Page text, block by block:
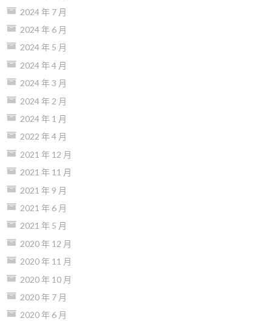
2024 年 7 月
2024 年 6 月
2024 年 5 月
2024 年 4 月
2024 年 3 月
2024 年 2 月
2024 年 1 月
2022 年 4 月
2021 年 12 月
2021 年 11 月
2021 年 9 月
2021 年 6 月
2021 年 5 月
2020 年 12 月
2020 年 11 月
2020 年 10 月
2020 年 7 月
2020 年 6 月